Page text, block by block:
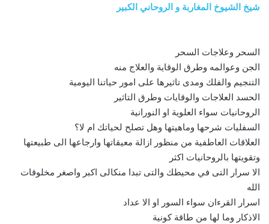
شيخ الشيوخ المغاربة و الروحاني الكبير
السحر وعلاجات السحر
الجن وعوالمه وطرق الوقاية والعلاج منه
التنجيم والفلك ومدى تاثيرها على امور حياتنا اليومية
الحسد العلاجات والوقايات وطرق التاثير
الروحانيات سواء العلوية او النورانية
السفليات شرحها وماهيتها وهل تصلح لحياتك ام لا؟
العلاقات العاطفية من منظور ازالة معيقاتها وارجاعها الى طبيعتها
وتقويتها بالروحانيات اكثر
الا سرار التى في محيطك والتى تبدا منكالى اكبر واصغر مخلوقات
الله
اسرار القرءان سواء السور او الا عداد
الاذكار وما لها من طاقة كونية